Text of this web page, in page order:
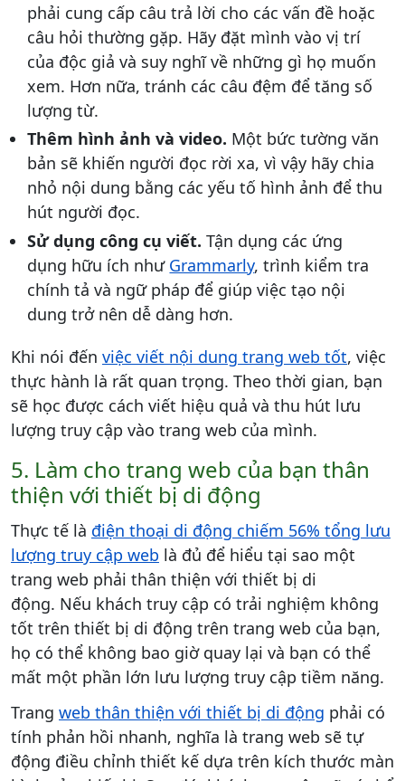
phải cung cấp câu trả lời cho các vấn đề hoặc
câu hỏi thường gặp. Hãy đặt mình vào vị trí
của độc giả và suy nghĩ về những gì họ muốn
xem. Hơn nữa, tránh các câu đệm để tăng số
lượng từ.
Thêm hình ảnh và video. Một bức tường văn
bản sẽ khiến người đọc rời xa, vì vậy hãy chia
nhỏ nội dung bằng các yếu tố hình ảnh để thu
hút người đọc.
Sử dụng công cụ viết.Tận dụng các ứng
dụng hữu ích như Grammarly, trình kiểm tra
chính tả và ngữ pháp để giúp việc tạo nội
dung trở nên dễ dàng hơn.
Khi nói đến việc viết nội dung trang web tốt, việc
thực hành là rất quan trọng. Theo thời gian, bạn
sẽ học được cách viết hiệu quả và thu hút lưu
lượng truy cập vào trang web của mình.
5. Làm cho trang web của bạn thân
thiện với thiết bị di động
Thực tế là điện thoại di động chiếm 56% tổng lưu
lượng truy cập web là đủ để hiểu tại sao một
trang web phải thân thiện với thiết bị di
động. Nếu khách truy cập có trải nghiệm không
tốt trên thiết bị di động trên trang web của bạn,
họ có thể không bao giờ quay lại và bạn có thể
mất một phần lớn lưu lượng truy cập tiềm năng.
Trang web thân thiện với thiết bị di động phải có
tính phản hồi nhanh, nghĩa là trang web sẽ tự
động điều chỉnh thiết kế dựa trên kích thước màn